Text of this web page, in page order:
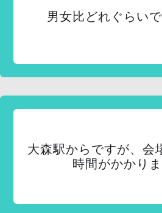
男女比どれぐらい
大森駅からですが、会
時間がかかり